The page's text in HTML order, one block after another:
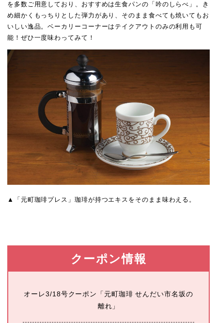
を多数ご用意しており、おすすめは生食パンの「吟のしらべ」。き
め細かくもっちりとした弾力があり、そのまま食べても焼いてもお
いしい逸品。ベーカリーコーナーはテイクアウトのみの利用も可
能！ぜひ一度味わってみて！
▲「元町珈琲プレス」珈琲が持つエキスをそのまま味わえる。
クーポン情報
オーレ3/18号クーポン「元町珈琲 せんだい市名坂の
離れ」